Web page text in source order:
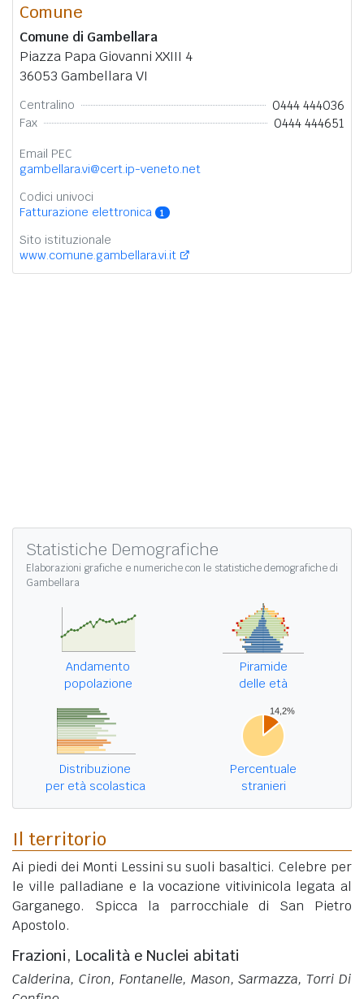
Comune
Comune di Gambellara
Piazza Papa Giovanni XXIII 4
36053 Gambellara VI
Centralino 0444 444036
Fax 0444 444651
Email PEC
gambellara.vi@cert.ip-veneto.net
Codici univoci
Fatturazione elettronica
1
Sito istituzionale
www.comune.gambellara.vi.it
Statistiche Demografiche
Elaborazioni grafiche e numeriche con le statistiche demografiche di
Gambellara
Andamento
popolazione
Piramide
delle età
Distribuzione
per età scolastica
Percentuale
stranieri
Il territorio
Ai piedi dei Monti Lessini su suoli basaltici. Celebre per
le ville palladiane e la vocazione vitivinicola legata al
Garganego. Spicca la parrocchiale di San Pietro
Apostolo.
Frazioni, Località e Nuclei abitati
Calderina, Ciron, Fontanelle, Mason, Sarmazza, Torri Di